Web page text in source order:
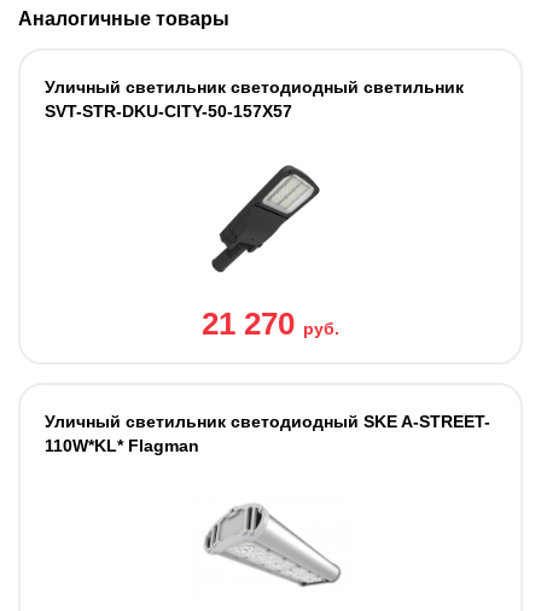
Аналогичные товары
Уличный светильник светодиодный светильник
SVT-STR-DKU-CITY-50-157X57
21 270 руб.
Уличный светильник светодиодный SKE A-STREET-
110W*KL* Flagman